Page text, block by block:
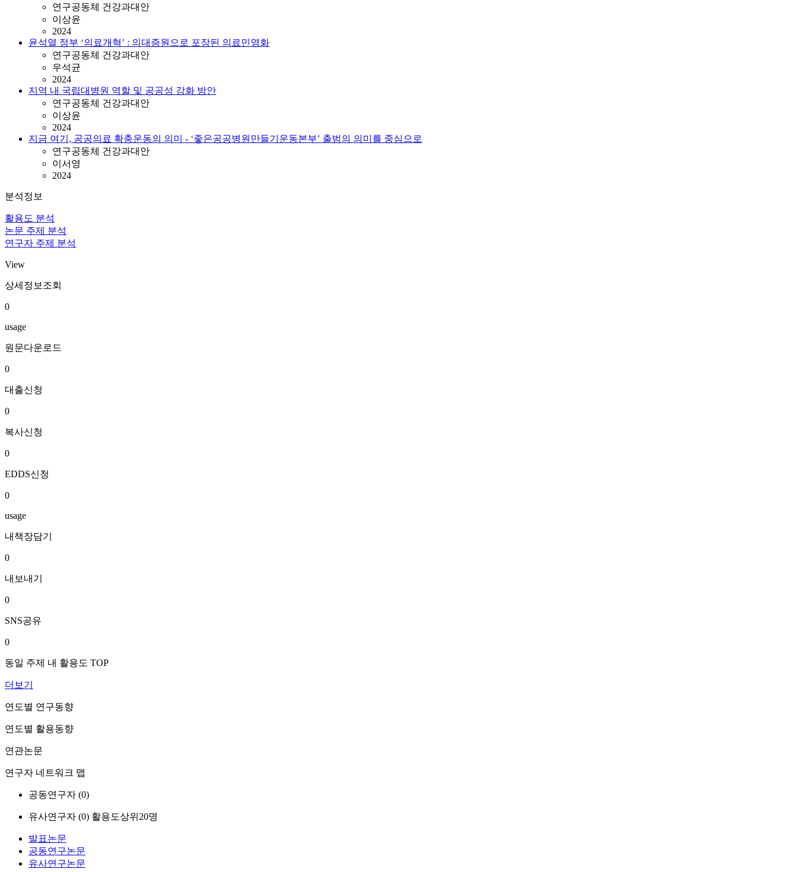
연구공동체 건강과대안
이상윤
2024
윤석열 정부 ‘의료개혁’ : 의대증원으로 포장된 의료민영화
연구공동체 건강과대안
우석균
2024
지역 내 국립대병원 역할 및 공공성 강화 방안
연구공동체 건강과대안
이상윤
2024
지금 여기, 공공의료 확충운동의 의미 - ‘좋은공공병원만들기운동본부’ 출범의 의미를 중심으로
연구공동체 건강과대안
이서영
2024
분석정보
활용도 분석
논문 주제 분석
연구자 주제 분석
View
상세정보조회
0
usage
원문다운로드
0
대출신청
0
복사신청
0
EDDS신청
0
usage
내책장담기
0
내보내기
0
SNS공유
0
동일 주제 내 활용도 TOP
더보기
연도별 연구동향
연도별 활용동향
연관논문
연구자 네트워크 맵
공동연구자 (0)
유사연구자 (0) 활용도상위20명
발표논문
공동연구논문
유사연구논문